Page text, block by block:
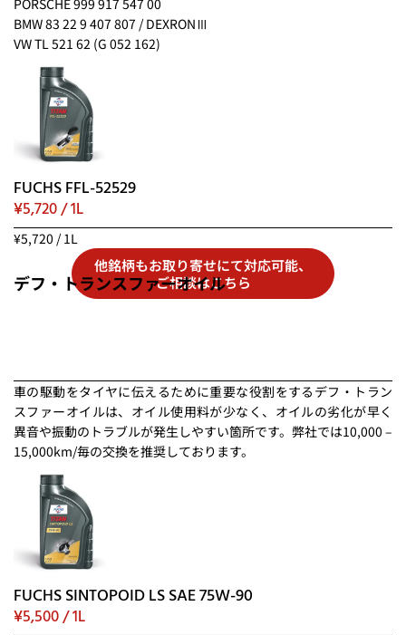
BMW 83 22 9 407 807 / DEXRONⅢ
VW TL 521 62 (G 052 162)
FUCHS FFL-52529
¥5,720 / 1L
¥5,720 / 1L
他銘柄もお取り寄せにて対応可能、
ご相談はこちら
デフ・トランスファーオイル
車の駆動をタイヤに伝えるために重要な役割をするデフ・トラン
スファーオイルは、オイル使用料が少なく、オイルの劣化が早く
異音や振動のトラブルが発生しやすい箇所です。弊社では10,000 –
15,000km/毎の交換を推奨しております。
FUCHS SINTOPOID LS SAE 75W-90
¥5,500 / 1L